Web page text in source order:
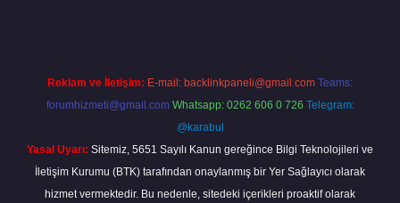
Reklam ve İletişim: E-mail: backlinkpaneli@gmail.com Teams:
forumhizmeti@gmail.com Whatsapp: 0262 606 0 726 Telegram:
@karabul
Yasal Uyarı: Sitemiz, 5651 Sayılı Kanun gereğince Bilgi Teknolojileri ve
İletişim Kurumu (BTK) tarafından onaylanmış bir Yer Sağlayıcı olarak
hizmet vermektedir. Bu nedenle, sitedeki içerikleri proaktif olarak